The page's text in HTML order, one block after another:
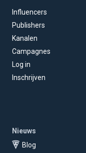
Influencers
Publishers
Kanalen
Campagnes
Log in
Inschrijven
Nieuws
Blog